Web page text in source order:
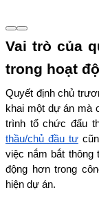
Vai trò của
trong hoạt
Quyết định chủ
khai một dự án mà
trình tổ chức đấu
thầu/chủ đầu tư
việc nắm bắt thông
động hơn trong
hiện dự án.